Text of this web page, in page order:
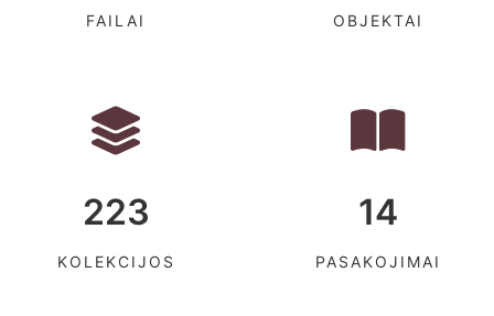
FAILAI OBJEKTAI
223
KOLEKCIJOS
14
PASAKOJIMAI